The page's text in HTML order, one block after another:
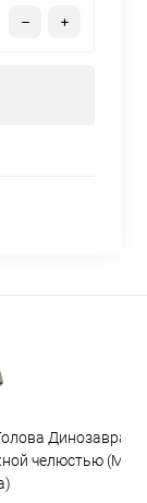
Динозавра с
челюстью